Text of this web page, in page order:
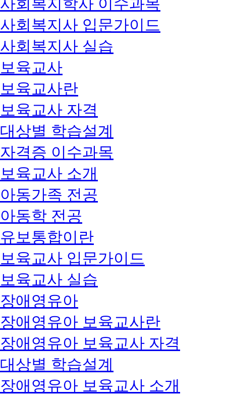
사회복지학사 이수과목
사회복지사 입문가이드
사회복지사 실습
보육교사
보육교사란
보육교사 자격
대상별 학습설계
자격증 이수과목
보육교사 소개
아동가족 전공
아동학 전공
유보통합이란
보육교사 입문가이드
보육교사 실습
장애영유아
장애영유아 보육교사란
장애영유아 보육교사 자격
대상별 학습설계
장애영유아 보육교사 소개